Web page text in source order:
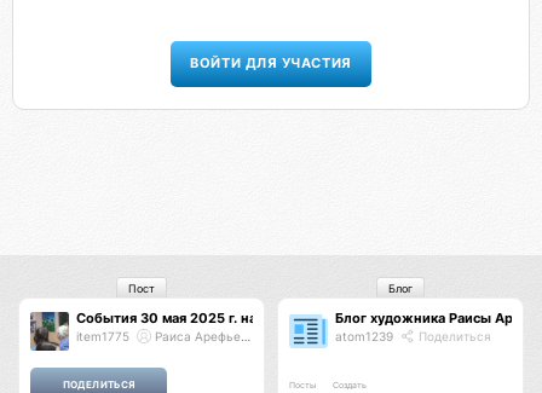
ВОЙТИ ДЛЯ УЧАСТИЯ
События 30 мая 2025 г. на выставке
item1775 Раиса Арефьева
Пост
Блог художника Раисы
atom1239 Поделиться
Посты Создать
Блог